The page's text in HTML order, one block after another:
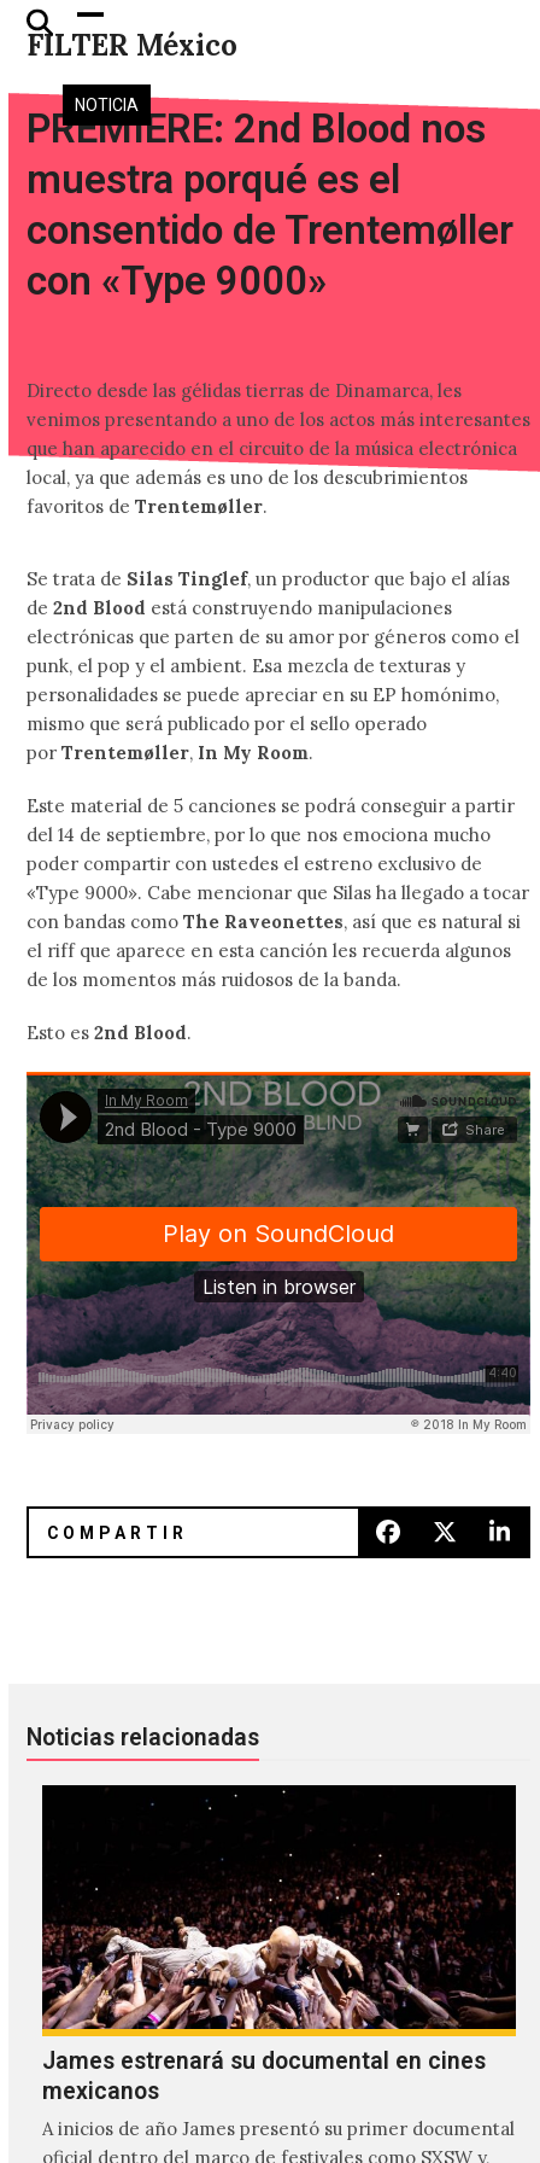
Skip
FILTER México
Open
mobile
menu
Close
mobile
menu
NOTICIA
PREMIERE: 2nd Blood nos
muestra porqué es el
consentido de Trentemøller
con «Type 9000»
Directo desde las gélidas tierras de Dinamarca, les
venimos presentando a uno de los actos más interesantes
que han aparecido en el circuito de la música electrónica
local, ya que además es uno de los descubrimientos
favoritos deTrentemøller.
Se trata de Silas Tinglef, un productor que bajo el alías
de2nd Blood está construyendo manipulaciones
electrónicas que parten de su amor por géneros como el
punk, el pop y el ambient. Esa mezcla de texturas y
personalidades se puede apreciar en su EP homónimo,
mismo que será publicado por el sello operado
porTrentemøller, In My Room.
Este material de 5 canciones se podrá conseguir a partir
del 14 de septiembre, por lo que nos emociona mucho
poder compartir con ustedes el estreno exclusivo de
«Type 9000». Cabe mencionar que Silas ha llegado a tocar
con bandas como The Raveonettes, así que es natural si
el riff que aparece en esta canción les recuerda algunos
de los momentos más ruidosos de la banda.
Esto es2nd Blood.
Noticias relacionadas
James estrenará su documental en cines
mexicanos
A inicios de año James presentó su primer documental
oficial dentro del marco de festivales como SXSW y,